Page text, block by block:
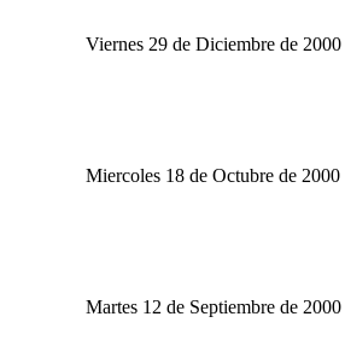
Viernes 29 de Diciembre de 2000
Miercoles 18 de Octubre de 2000
Martes 12 de Septiembre de 2000